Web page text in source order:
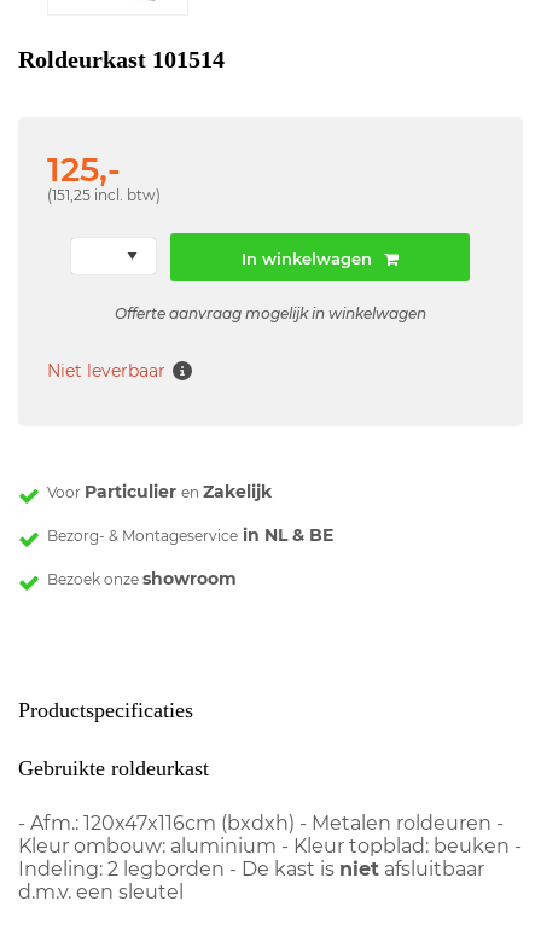
Roldeurkast 101514
125,-
(151,25 incl. btw)
In winkelwagen
Offerte aanvraag mogelijk in winkelwagen
Niet leverbaar
Voor Particulier en Zakelijk
Bezorg- & Montageservice in NL & BE
Bezoek onze showroom
Productspecificaties
Gebruikte roldeurkast
- Afm.: 120x47x116cm (bxdxh) - Metalen roldeuren -
Kleur ombouw: aluminium - Kleur topblad: beuken -
Indeling: 2 legborden - De kast is niet afsluitbaar
d.m.v. een sleutel